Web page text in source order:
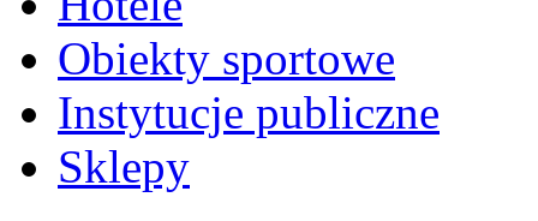
Obiekty sportowe
Instytucje publiczne
Sklepy